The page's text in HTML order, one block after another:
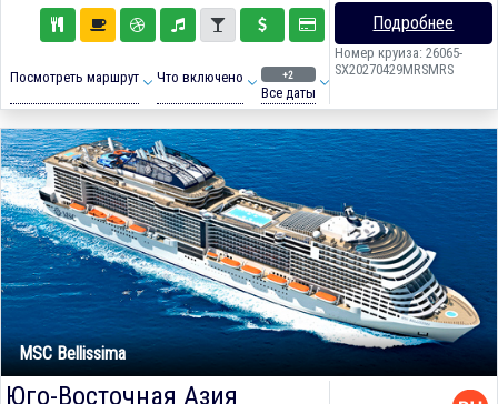
Посмотреть маршрут Что включено +2
Все даты
Подробнее
Номер круиза: 26065-
SX20270429MRSMRS
MSC Bellissima
Юго-Восточная Азия